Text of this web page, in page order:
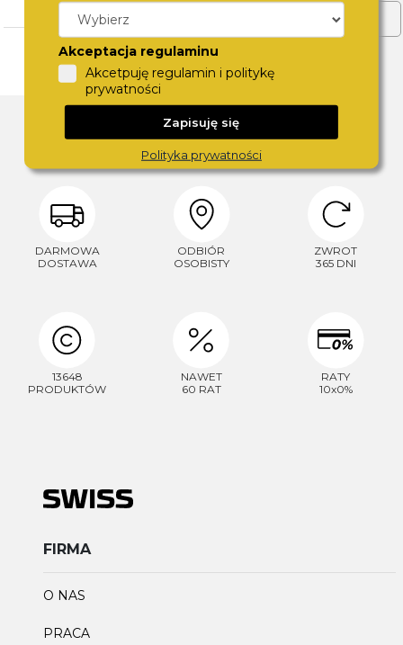
ZOBACZ WIĘCEJ
DLACZEGO SWISS?
DARMOWA
DOSTAWA
ODBIÓR
OSOBISTY
ZWROT
365 DNI
13648
PRODUKTÓW
NAWET
60 RAT
RATY
10x0%
FIRMA
O NAS
PRACA
Akceptacja regulaminu
Akcetpuję regulamin i politykę
prywatności
Zapisuję się
Polityka prywatności